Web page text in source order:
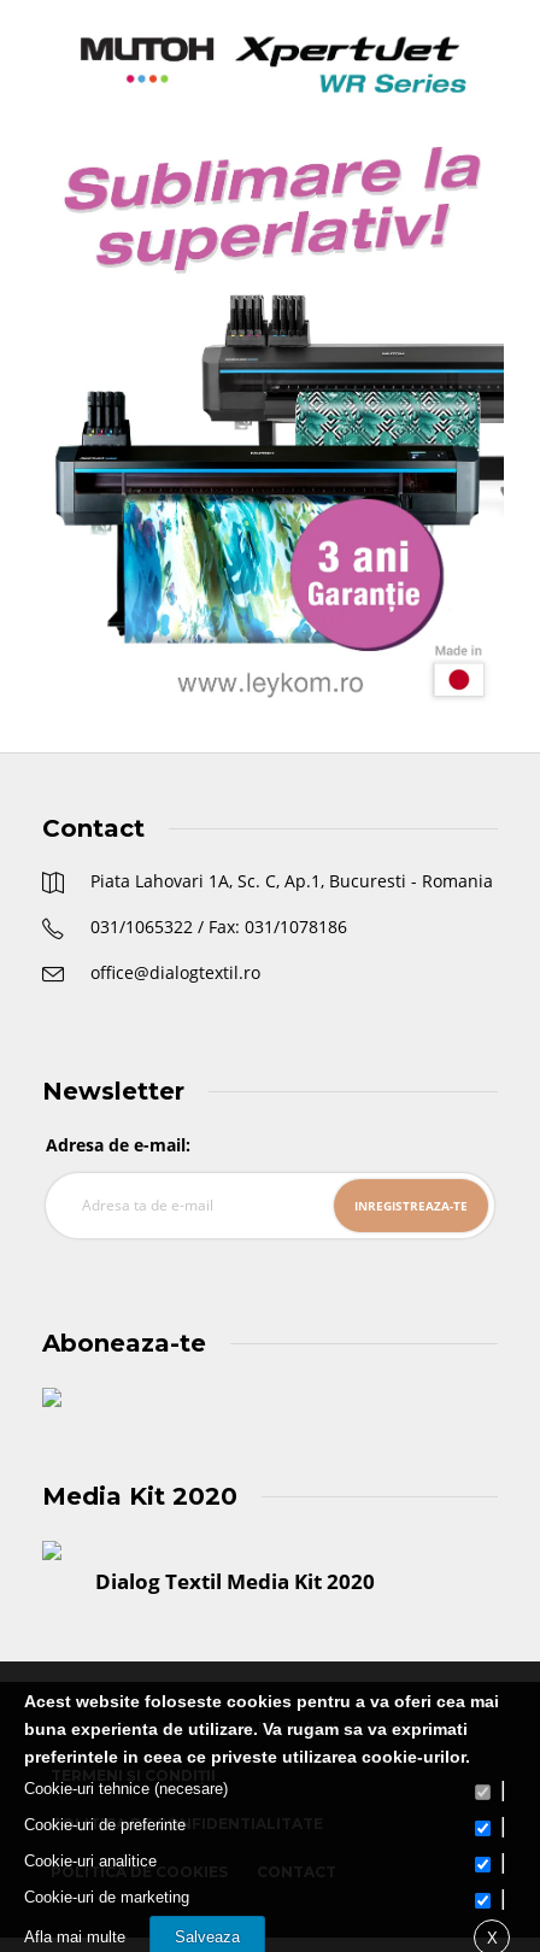
Contact
Piata Lahovari 1A, Sc. C, Ap.1, Bucuresti - Romania
031/1065322 / Fax: 031/1078186
office@dialogtextil.ro
Newsletter
Adresa de e-mail:
Aboneaza-te
Media Kit 2020
Dialog Textil Media Kit 2020
Publicatie editata de Martin Media Group SRL
POLITICA DE CONFIDENTIALITATE
POLITICA DE COOKIES
Acest website foloseste cookies pentru a va oferi cea mai
buna experienta de utilizare. Va rugam sa va exprimati
preferintele in ceea ce priveste utilizarea cookie-urilor.
Cookie-uri tehnice (necesare)
Cookie-uri de preferinte
Cookie-uri analitice
Cookie-uri de marketing
Afla mai multe Salveaza X